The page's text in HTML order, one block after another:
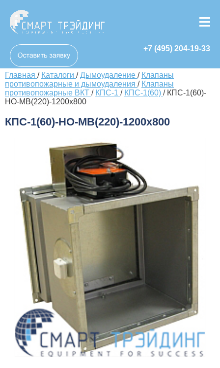
+7 (495) 204-19-33
Главная / Каталоги /Дымоудаление / Клапаны
противопожарные и дымоудаления / Клапаны
противопожарные ВКТ / КПС-1 / КПС-1(60) / КПС-1(60)-
НО-МВ(220)-1200х800
КПС-1(60)-НО-МВ(220)-1200х800